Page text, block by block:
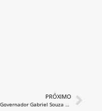
PRÓXIMO
Vice-Governador Gabriel Souza será palestrante no Tá em Pauta